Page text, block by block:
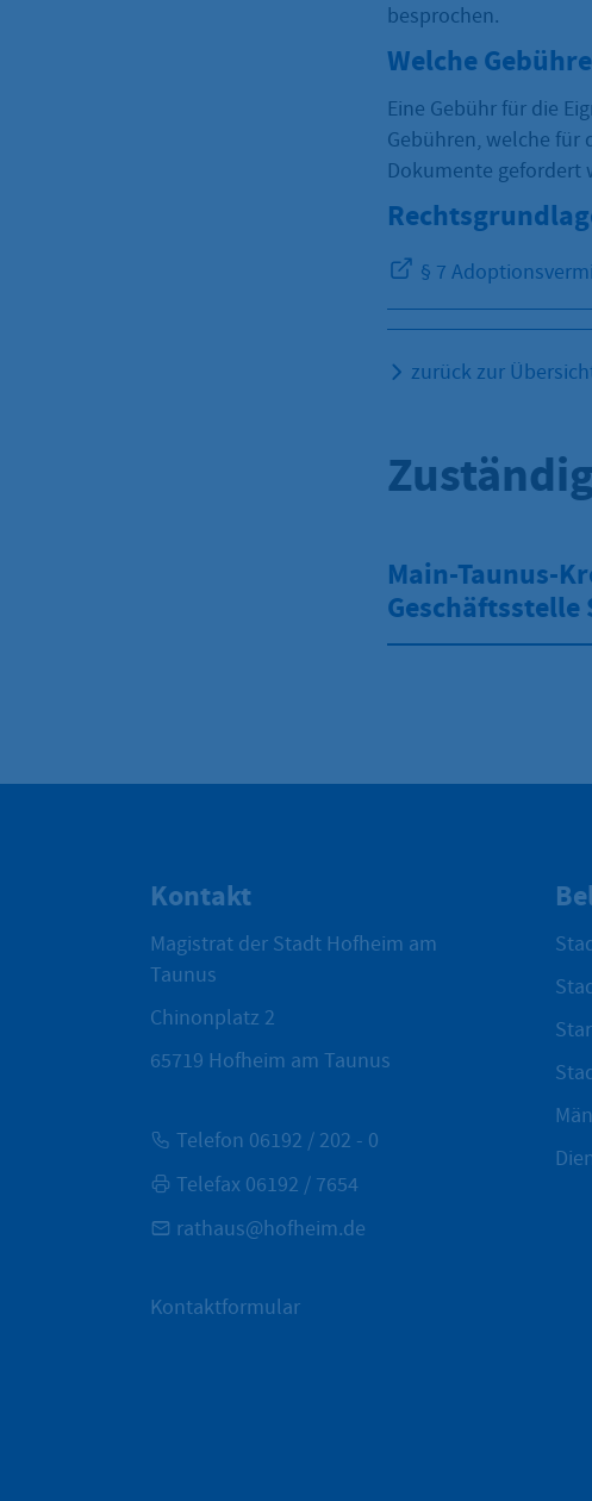
besprochen.
Welche
Eine Gebühr für die
Gebühren, welche für
Dokumente gefordert
§ 7
zurück zur
Main-Taunus-
Geschäftsstelle
Kontakt
Magistrat der Stadt Hofheim am
Taunus
Chinonplatz 2
65719 Hofheim am Taunus
Telefon 06192 / 202 - 0
Telefax 06192 / 7654
rathaus@hofheim.de
Kontaktformular